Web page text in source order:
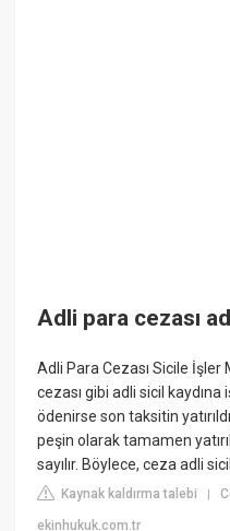
Adli para cezası
Adli Para Cezası Sicile İşler
cezası gibi adli sicil
ödenirse son taksitin
peşin olarak tamamen
sayılır. Böylece, ceza adli
Kaynak kaldırma talebi |
ekinhukuk.com.tr